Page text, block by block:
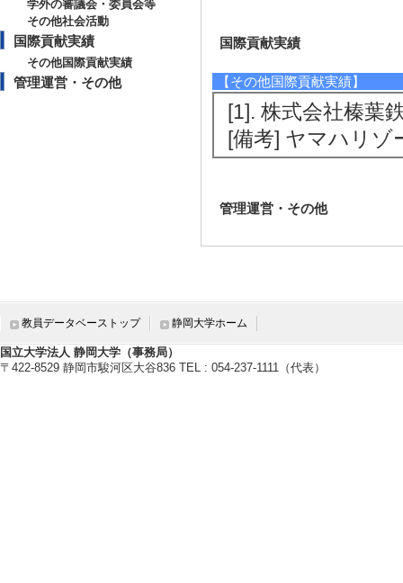
学外の審議会・委員会等
その他社会活動
国際貢献実績
その他国際貢献実績
管理運営・その他
国際貢献実績
【その他国際貢献実績】
[1]. 株式会社榛葉
[備考] ヤマハリゾ
管理運営・その他
教員データベーストップ 静岡大学ホーム
国立大学法人 静岡大学（事務局）
〒422-8529 静岡市駿河区大谷836 TEL : 054-237-1111（代表）